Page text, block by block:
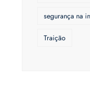
segurança na
Traição